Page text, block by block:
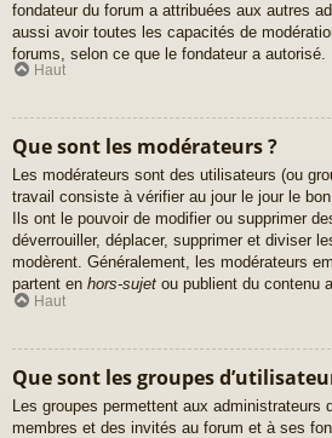
fondateur du forum a attribuées aux autres
aussi avoir toutes les capacités de
forums, selon ce que le fondateur a autorisé.
Haut
Que sont les modérateurs ?
Les modérateurs sont des utilisateurs (ou
travail consiste à vérifier au jour le jour le
Ils ont le pouvoir de modifier ou supprimer
déverrouiller, déplacer, supprimer et diviser
modèrent. Généralement, les modérateurs
partent en hors-sujet ou publient du contenu
Haut
Que sont les groupes
Les groupes permettent aux administrateurs
membres et des invités au forum et à ses